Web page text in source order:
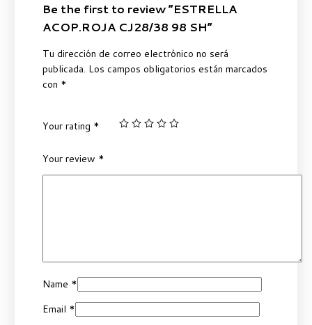
Be the first to review “ESTRELLA
ACOP.ROJA CJ28/38 98 SH”
Tu dirección de correo electrónico no será
publicada. Los campos obligatorios están marcados
con *
Your rating *
Your review *
Name *
Email *